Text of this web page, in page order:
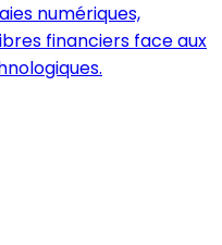
numériques,
financiers face aux